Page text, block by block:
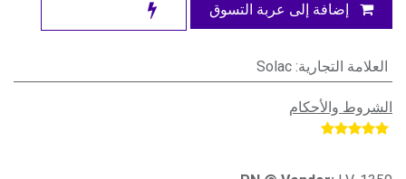
إضافة إلى عربة التسوق
العلامة التجارية:
Solac
الشروط والأحكام